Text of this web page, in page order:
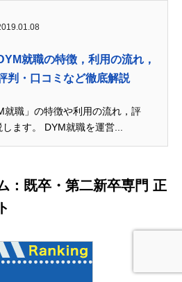
就職の特徴，利用の流れ，
判・口コミなど徹底解説
就職」の特徴や利用の流れ，評
ます。 DYM就職を運営...
：既卒・第二新卒専門 正